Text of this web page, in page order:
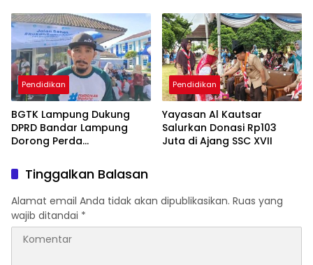
Pendidikan
BGTK Lampung Dukung
DPRD Bandar Lampung
Dorong Perda
Pendidikan
Yayasan Al Kautsar
Salurkan Donasi Rp103
Juta di Ajang SSC XVII
Tinggalkan Balasan
Alamat email Anda tidak akan dipublikasikan. Ruas yang
wajib ditandai *